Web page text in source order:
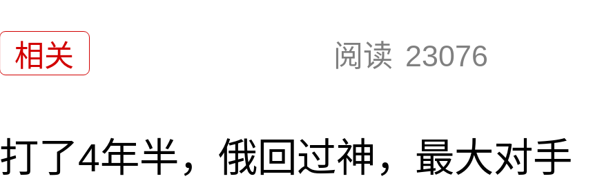
相关 阅读 23076
打了4年半，俄回过神，最大对手